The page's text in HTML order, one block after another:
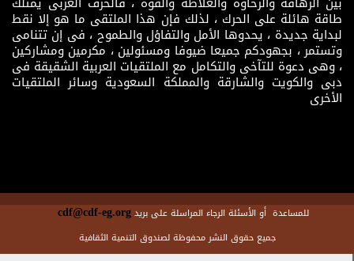
طاقة هائلة على الحرك ، لذلك فإن هذا الملتقى ما هو إلا نقط
لبداية جديدة ، يحدوها الأمل والتفاؤل والطموح ، فى إن تتنامى
وتستمر ، بجهودكم جميعا ضيوفا ومسئولين ، مكرمين ومشاركين
، وهى دعوة للتآخى والتكامل مع الملتقيات العربية الشقيقة فى
دبى والكويت والشارقة والمملكة السعودية وسائر الملتقيات
الأخرى
للمساعدة أو الأسئلة الرجاء المراسلة على بريدcdf@cdf-eg.org
جميع حقوق النشر محفوظة لصندوق التنمية الثقافية